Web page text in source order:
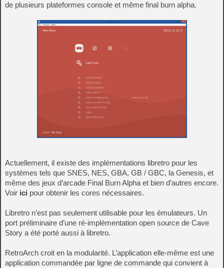
de plusieurs plateformes console et même final burn alpha.
Actuellement, il existe des implémentations libretro pour les
systèmes tels que SNES, NES, GBA, GB / GBC, la Genesis, et
même des jeux d’arcade Final Burn Alpha et bien d’autres encore.
Voir ici pour obtenir les cores nécessaires.
Libretro n’est pas seulement utilisable pour les émulateurs. Un
port préliminaire d’une ré-implémentation open source de Cave
Story a été porté aussi à libretro.
RetroArch croit en la modularité. L’application elle-même est une
application commandée par ligne de commande qui convient à